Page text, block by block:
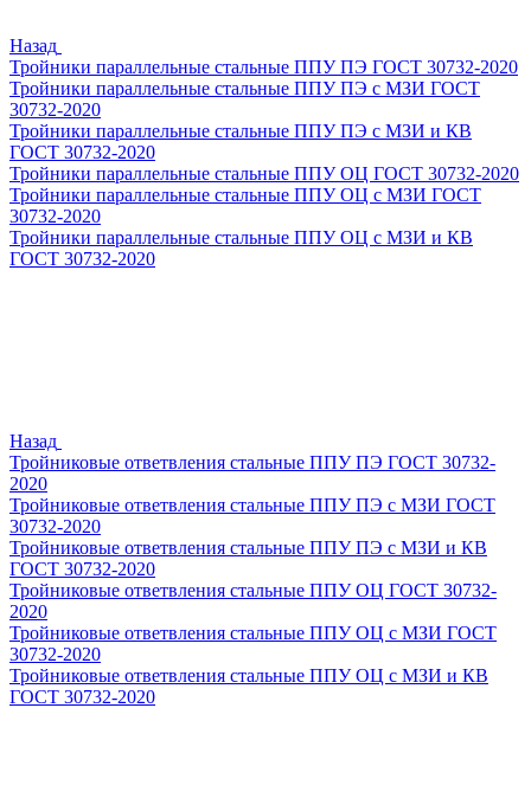
Назад
Тройники параллельные стальные ППУ ПЭ ГОСТ 30732-2020
Тройники параллельные стальные ППУ ПЭ с МЗИ ГОСТ
30732-2020
Тройники параллельные стальные ППУ ПЭ с МЗИ и КВ
ГОСТ 30732-2020
Тройники параллельные стальные ППУ ОЦ ГОСТ 30732-2020
Тройники параллельные стальные ППУ ОЦ с МЗИ ГОСТ
30732-2020
Тройники параллельные стальные ППУ ОЦ с МЗИ и КВ
ГОСТ 30732-2020
Назад
Тройниковые ответвления стальные ППУ ПЭ ГОСТ 30732-
2020
Тройниковые ответвления стальные ППУ ПЭ с МЗИ ГОСТ
30732-2020
Тройниковые ответвления стальные ППУ ПЭ с МЗИ и КВ
ГОСТ 30732-2020
Тройниковые ответвления стальные ППУ ОЦ ГОСТ 30732-
2020
Тройниковые ответвления стальные ППУ ОЦ с МЗИ ГОСТ
30732-2020
Тройниковые ответвления стальные ППУ ОЦ с МЗИ и КВ
ГОСТ 30732-2020